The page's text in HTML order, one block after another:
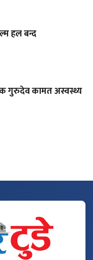
हल बन्द
गुरुदेव कामत अस्वस्थ्य